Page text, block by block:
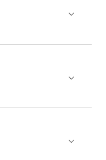
⌵
⌵
⌵